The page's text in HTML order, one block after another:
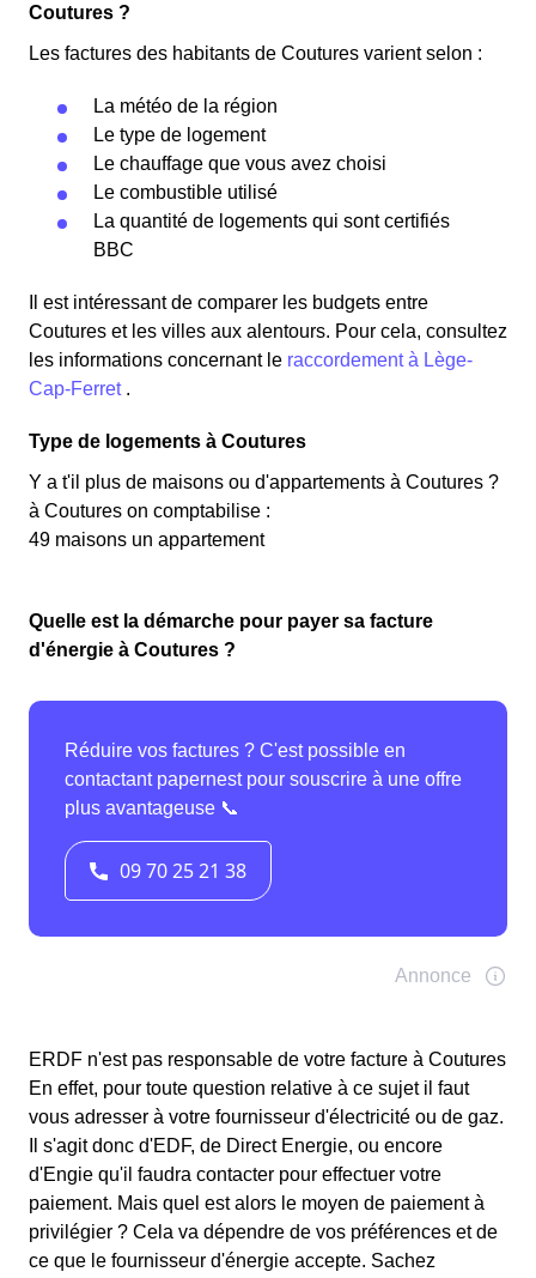
Coutures ?
Les factures des habitants de Coutures varient selon :
La météo de la région
Le type de logement
Le chauffage que vous avez choisi
Le combustible utilisé
La quantité de logements qui sont certifiés
BBC
Il est intéressant de comparer les budgets entre
Coutures et les villes aux alentours. Pour cela, consultez
les informations concernant le raccordement à Lège-
Cap-Ferret .
Type de logements à Coutures
Y a t'il plus de maisons ou d'appartements à Coutures ?
à Coutures on comptabilise :
49 maisons un appartement
Quelle est la démarche pour payer sa facture
d'énergie à Coutures ?
ERDF n'est pas responsable de votre facture à Coutures
En effet, pour toute question relative à ce sujet il faut
vous adresser à votre fournisseur d'électricité ou de gaz.
Il s'agit donc d'EDF, de Direct Energie, ou encore
d'Engie qu'il faudra contacter pour effectuer votre
paiement. Mais quel est alors le moyen de paiement à
privilégier ? Cela va dépendre de vos préférences et de
ce que le fournisseur d'énergie accepte. Sachez